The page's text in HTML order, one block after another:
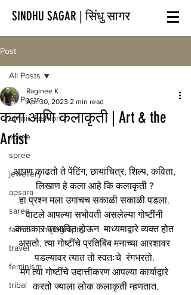
SINDHU SAGAR | सिंधु सागर
Post
All Posts
ethnic fashion
spree
spree
jewellery
apsara
saree
fashion photography
travel
feminism
tribal
All Posts
कला आणि कलाकृती | Art & the
Artist
Raginee K
Apr 30, 2023 2 min read
आपण काढतो ते पेंटिंग, छायाचित्र, शिल्प, कविता,
लिखाण हे कला आहे कि कलाकृती ?
हा प्रश्न मला उगाचच सकाळी सकाळी पडला.
वाटले आपल्या सभोवती असलेल्या गोष्टींनी
कलाकार प्रभावित होऊन  माध्यमाद्वारे व्यक्त होत
असतो. त्या गोष्टींचे प्रतिबिंब मनाच्या आरशावर
पडल्यावर त्यात तो स्वतःचे  रंगभरतो.
मग त्या गोष्टींचे उदात्तीकरण आपल्या कार्याद्वारे
करतो ज्याला लोक कलाकृती म्हणतात.